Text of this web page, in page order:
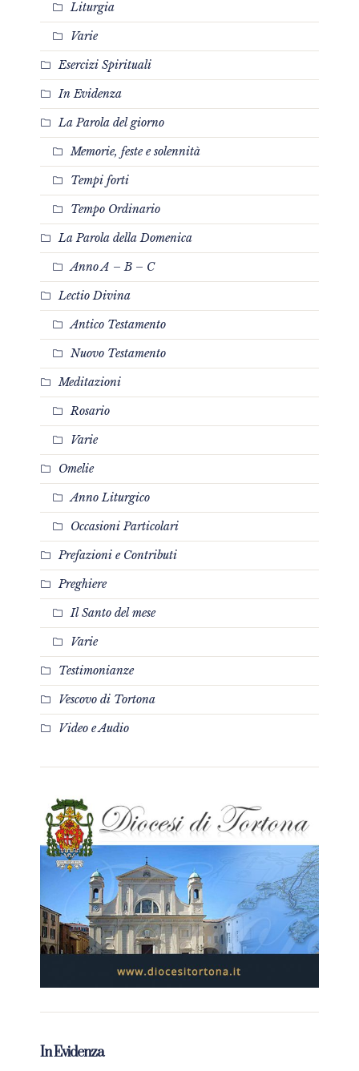
Liturgia
Varie
Esercizi Spirituali
In Evidenza
La Parola del giorno
Memorie, feste e solennità
Tempi forti
Tempo Ordinario
La Parola della Domenica
Anno A – B – C
Lectio Divina
Antico Testamento
Nuovo Testamento
Meditazioni
Rosario
Varie
Omelie
Anno Liturgico
Occasioni Particolari
Prefazioni e Contributi
Preghiere
Il Santo del mese
Varie
Testimonianze
Vescovo di Tortona
Video e Audio
In Evidenza